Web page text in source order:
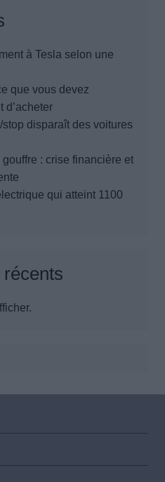
à Tesla selon une
que vous devez
d’acheter
disparaît des voitures
: crise financière et
qui atteint 1100